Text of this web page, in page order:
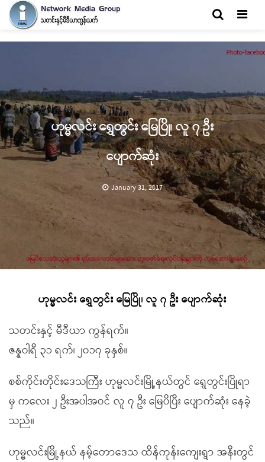
ဟုမ္မလင်း ရွှေတွင်း မြေပြို၊ လူ ၇ ဦး
ပျောက်ဆုံး
January 31, 2017
ဟုမ္မလင်း ရွှေတွင်း မြေပြို၊ လူ ၇ ဦး ပျောက်ဆုံး
သတင်းနှင့် မီဒီယာ ကွန်ရက်။
ဇန္နဝါရီ ၃၁ ရက်၊ ၂၀၁၇ ခုနှစ်။
စစ်ကိုင်းတိုင်းဒေသကြီး ဟုမ္မလင်းမြို့နယ်တွင် ရွှေတွင်းပြိုရာ
မှ ကလေး ၂ ဦးအပါအဝင် လူ ၇ ဦး မြေပိပြီး ပျောက်ဆုံး နေခဲ့
သည်။
ဟုမ္မလင်းမြို့နယ် နမ့်တောဒေသ ထိန်ကုန်းကျေးရွာ အနီးတွင်